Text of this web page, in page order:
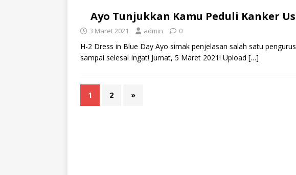
Ayo Tunjukkan Kamu Peduli Kanker
3 Maret 2021 admin 0
H-2 Dress in Blue Day Ayo simak penjelasan salah satu
sampai selesai Ingat! Jumat, 5 Maret 2021! Upload […]
1 2 »